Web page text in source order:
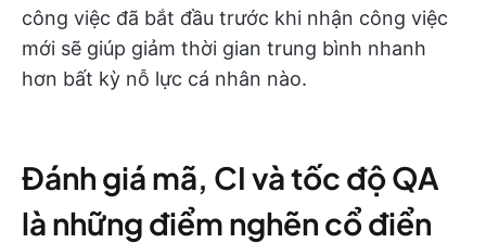
công việc đã bắt đầu trước khi nhận công việc
mới sẽ giúp giảm thời gian trung bình nhanh
hơn bất kỳ nỗ lực cá nhân nào.
Đánh giá mã, CI và tốc độ QA
là những điểm nghẽn cổ điển